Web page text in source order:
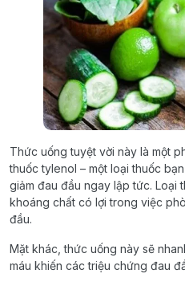
Thức uống tuyệt vời này là một
thuốc tylenol – một loại thuốc
giảm đau đầu ngay lập tức. Loại
khoáng chất có lợi trong việc
đầu.
Mặt khác, thức uống này sẽ
máu khiến các triệu chứng đau